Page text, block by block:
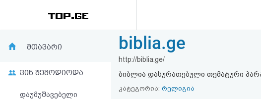
რეიტინგი
მთავარი
ვინ შემოდიოდა
დაუმუშავებელი
biblia.ge
http://biblia.ge/
ბიბლია დასურათებული თემატური
კატეგორია: რელიგია